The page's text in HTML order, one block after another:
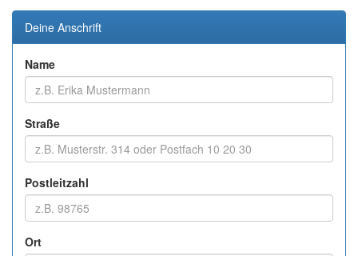
Deine Anschrift
Name
Straße
Postleitzahl
Ort